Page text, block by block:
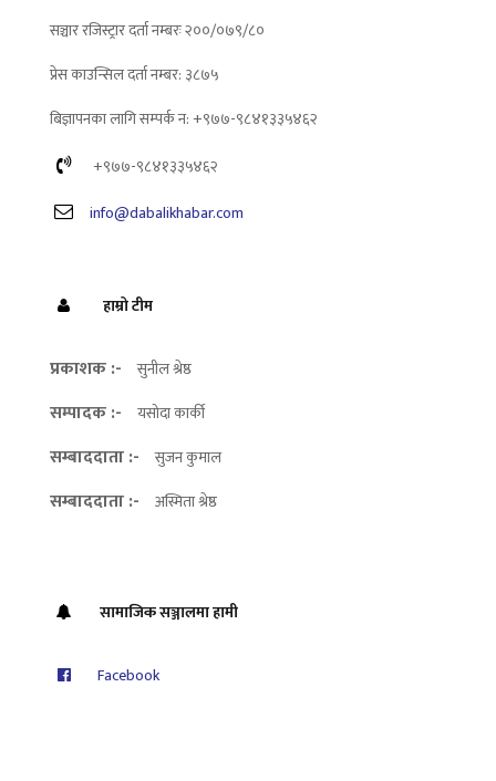
सञ्चार रजिस्ट्रार दर्ता नम्बरः २००/०७९/८०
प्रेस काउन्सिल दर्ता नम्बर: ३८७५
बिज्ञापनका लागि सम्पर्क न: +९७७-९८४१३३५४६२
+९७७-९८४१३३५४६२
info@dabalikhabar.com
हाम्रो टीम
प्रकाशक :- सुनील श्रेष्ठ
सम्पादक :- यसोदा कार्की
सम्बाददाता :- सुजन कुमाल
सम्बाददाता :- अस्मिता श्रेष्ठ
सामाजिक सञ्जालमा हामी
Facebook